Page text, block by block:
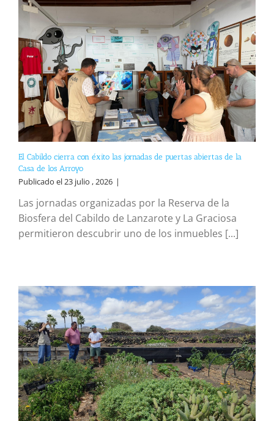
El Cabildo cierra con éxito las jornadas de puertas abiertas de la
Casa de los Arroyo
Publicado el 23 julio , 2026 |
Las jornadas organizadas por la Reserva de la
Biosfera del Cabildo de Lanzarote y La Graciosa
permitieron descubrir uno de los inmuebles [...]